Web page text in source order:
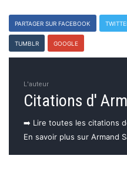
PARTAGER SUR FACEBOOK
TUMBLR GOOGLE
L'auteur
Citations d'
➡️ Lire toutes les citations
En savoir plus sur Armand